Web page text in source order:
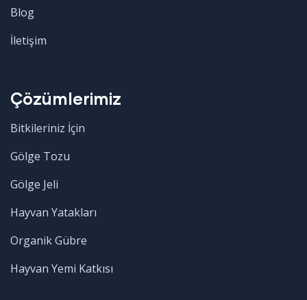
Blog
İletişim
Çözümlerimiz
Bitkileriniz İçin
Gölge Tozu
Gölge Jeli
Hayvan Yatakları
Organik Gübre
Hayvan Yemi Katkısı